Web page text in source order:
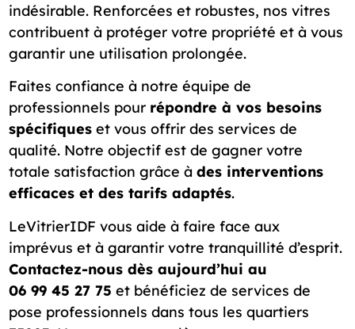
indésirable. Renforcées et robustes, nos vitres
contribuent à protéger votre propriété et à vous
garantir une utilisation prolongée.
Faites confiance à notre équipe de
professionnels pour répondre à vos besoins
spécifiques et vous offrir des services de
qualité. Notre objectif est de gagner votre
totale satisfaction grâce à des interventions
efficaces et des tarifs adaptés.
LeVitrierIDF vous aide à faire face aux
imprévus et à garantir votre tranquillité d’esprit.
Contactez-nous dès aujourd’hui au
06 99 45 27 75 et bénéficiez de services de
pose professionnels dans tous les quartiers